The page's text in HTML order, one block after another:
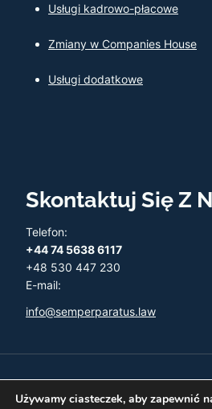
Usługi kadrowo-płacowe
Zmiany w Companies House
Usługi dodatkowe
Skontaktuj Się Z
Telefon:
+44 74 5638 6117
+48 530 447 230
E-mail:
info@semperparatus.law
© 2026 Semper Paratus - Twoja
Używamy ciasteczek, aby zapewnić